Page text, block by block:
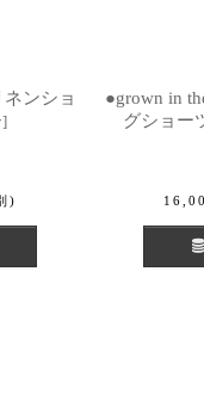
ンショ
]
)
●grown in
グショー